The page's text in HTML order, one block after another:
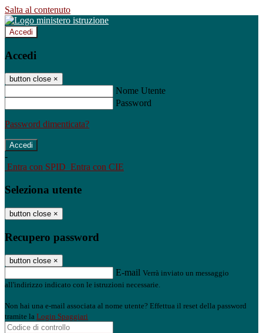
Salta al contenuto
Accedi
Accedi
button close ×
Nome Utente
Password
Password dimenticata?
-
Entra con SPID Entra con CIE
Seleziona utente
button close ×
Recupero password
button close ×
E-mail Verrà inviato un messaggio
all'indirizzo indicato con le istruzioni necessarie.
Non hai una e-mail associata al nome utente? Effettua il reset della password
tramite la Login Spaggiari